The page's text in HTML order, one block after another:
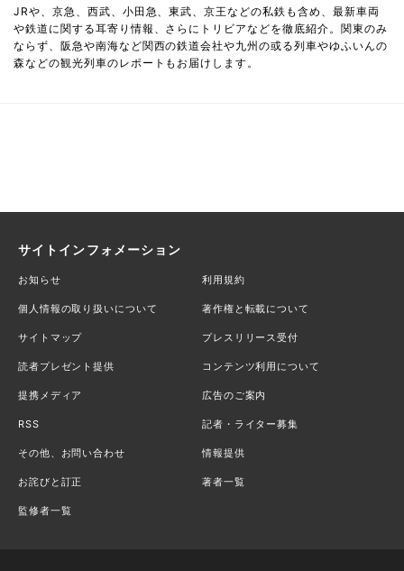
JRや、京急、西武、小田急、東武、京王などの私鉄も含め、最新車両
や鉄道に関する耳寄り情報、さらにトリビアなどを徹底紹介。関東のみ
ならず、阪急や南海など関西の鉄道会社や九州の或る列車やゆふいんの
森などの観光列車のレポートもお届けします。
サイトインフォメーション
お知らせ 利用規約
個人情報の取り扱いについて 著作権と転載について
サイトマップ プレスリリース受付
読者プレゼント提供 コンテンツ利用について
提携メディア 広告のご案内
RSS 記者・ライター募集
その他、お問い合わせ 情報提供
お詫びと訂正 著者一覧
監修者一覧